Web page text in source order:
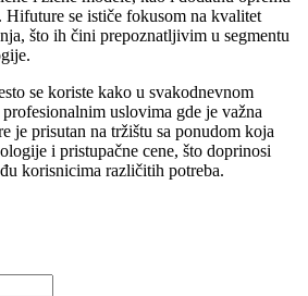
Hifuture se ističe fokusom na kvalitet
što ih čini prepoznatljivim u segmentu
se koriste kako u svakodnevnom
uslovima gde je važna
je prisutan na tržištu sa ponudom koja
i pristupačne cene, što doprinosi
korisnicima različitih potreba.